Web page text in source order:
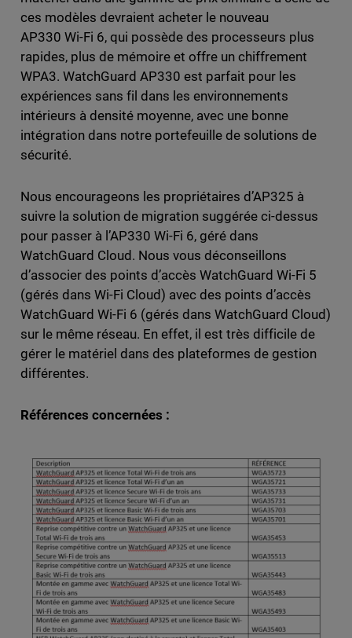
ces modèles devraient acheter le nouveau
AP330 Wi-Fi 6, qui possède des processeurs plus
rapides, plus de mémoire et offre un chiffrement
WPA3. WatchGuard AP330 est parfait pour les
expériences sans fil dans les environnements
intérieurs à densité moyenne, avec une bonne
intégration dans notre portefeuille de solutions de
sécurité.
Nous encourageons les propriétaires d’AP325 à
suivre la solution de migration suggérée ci-dessus
pour passer à l’AP330 Wi-Fi 6, géré dans
WatchGuard Cloud. Nous vous déconseillons
d’associer des points dִ’accès WatchGuard Wi-Fi 5
(gérés dans Wi-Fi Cloud) avec des points d’accès
WatchGuard Wi-Fi 6 (gérés dans WatchGuard Cloud)
sur le même réseau. En effet, il est très difficile de
gérer le matériel dans des plateformes de gestion
différentes.
Références concernées :